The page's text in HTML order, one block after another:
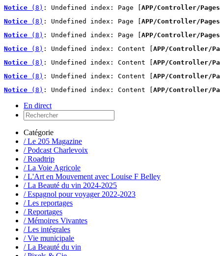
Notice (8) : Undefined index: Page [ APP/Controller/
Notice (8) : Undefined index: Page [ APP/Controller/
Notice (8) : Undefined index: Page [ APP/Controller/
Notice (8) : Undefined index: Content [ APP/Controller/
Notice (8) : Undefined index: Content [ APP/Controller/
Notice (8) : Undefined index: Content [ APP/Controller/
Notice (8) : Undefined index: Content [ APP/Controller/
En direct
Catégorie
/ Le 205 Magazine
/ Podcast Charlevoix
/ Roadtrip
/ La Voie Agricole
/ L'Art en Mouvement avec Louise F Belley
/ La Beauté du vin 2024-2025
/ Espagnol pour voyager 2022-2023
/ Les reportages
/ Reportages
/ Mémoires Vivantes
/ Les intégrales
/ Vie municipale
/ La Beauté du vin